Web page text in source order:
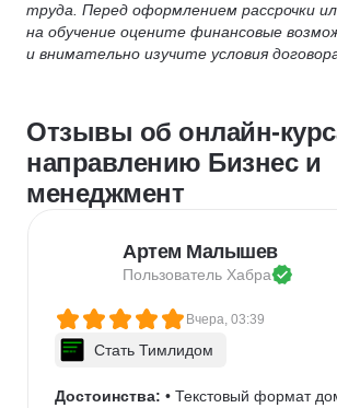
труда. Перед оформлением рассрочки
на обучение оцените финансовые
и внимательно изучите условия
Отзывы об онлайн-
направлению Бизнес и
менеджмент
Артем Малышев
Пользователь Хабра
Вчера, 03:39
Стать Тимлидом
Достоинства: • Текстовый формат